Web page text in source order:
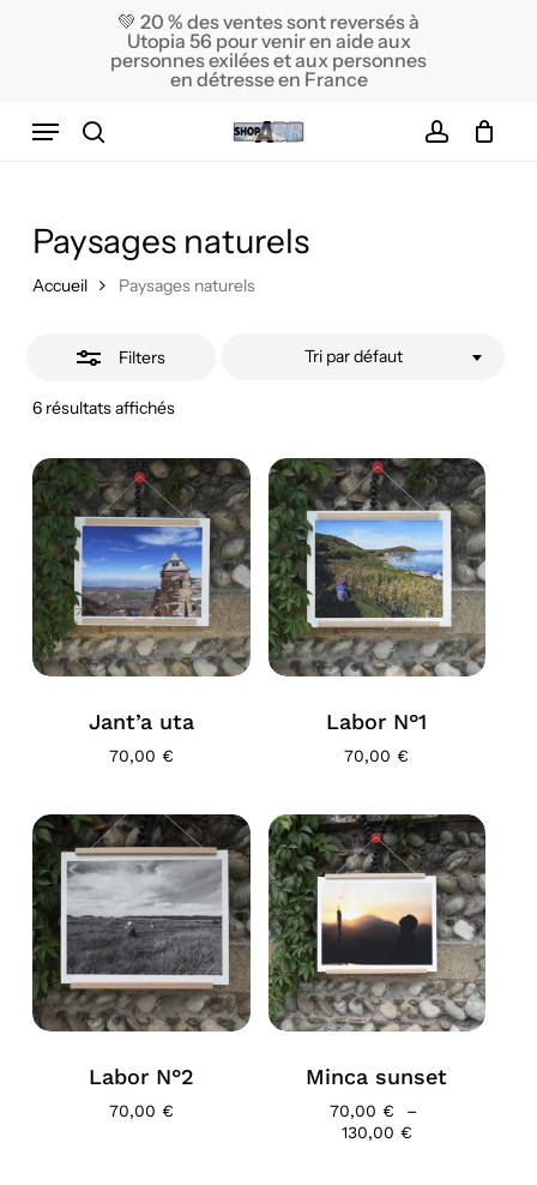
💚 20 % des ventes sont reversés à
Utopia 56 pour venir en aide aux
personnes exilées et aux personnes
en détresse en France
Menu
Cart
Paysages naturels
Accueil Paysages naturels
Filters
6 résultats affichés
Tri par défaut
Jant’a uta
70,00 €
Labor N°1
70,00€
Labor N°2
70,00 €
Minca sunset
70,00€
–
130,00 €Plage